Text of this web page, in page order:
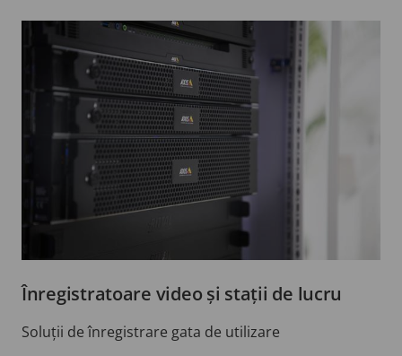
Înregistratoare video și stații de lucru
Soluții de înregistrare gata de utilizare